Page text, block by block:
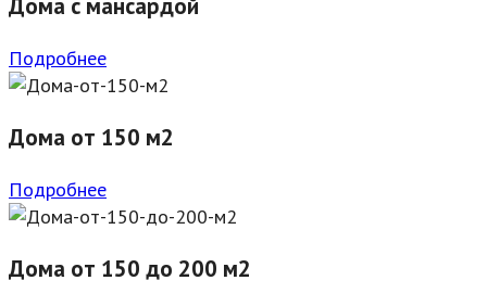
Подробнее
Дома от 150 м2
Подробнее
Дома от 150 до 200 м2